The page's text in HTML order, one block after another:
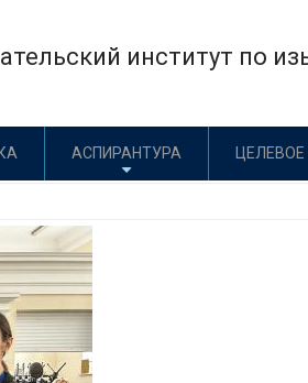
институт по
АСПИРАНТУРА